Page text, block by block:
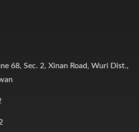
68, Sec. 2, Xinan Road, Wuri Dist.,